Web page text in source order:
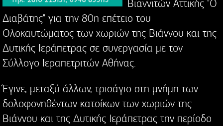
Βιαννιτών Αττικής "Ο
Διαβάτης" για την 80η επέτειο του
Ολοκαυτώματος των χωριών της Βιάννου και της
Δυτικής Ιεράπετρας σε συνεργασία με τον
Σύλλογο Ιεραπετριτών Αθήνας.
Έγινε, μεταξύ άλλων, τρισάγιο στη μνήμη των
δολοφονηθέντων κατοίκων των χωριών της
Βιάννου και της Δυτικής Ιεράπετρας την περίοδο